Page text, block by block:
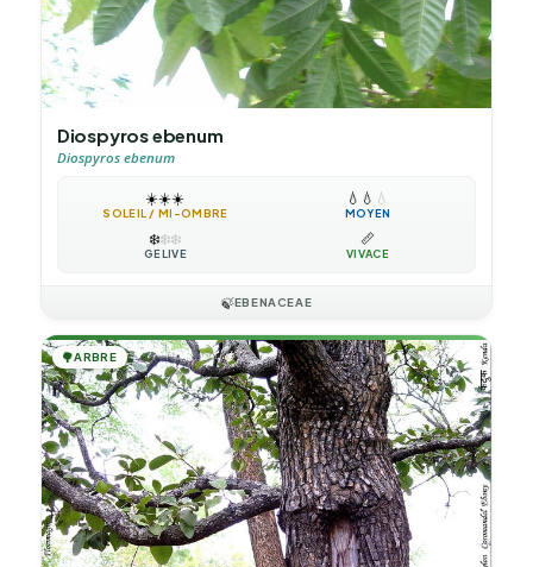
Diospyros ebenum
Diospyros ebenum
☀️☀️☀️
SOLEIL / MI-OMBRE
💧 💧 💧
MOYEN
❄️❄️❄️
GÉLIVE
📏
VIVACE
🍃EBENACEAE
🌳ARBRE